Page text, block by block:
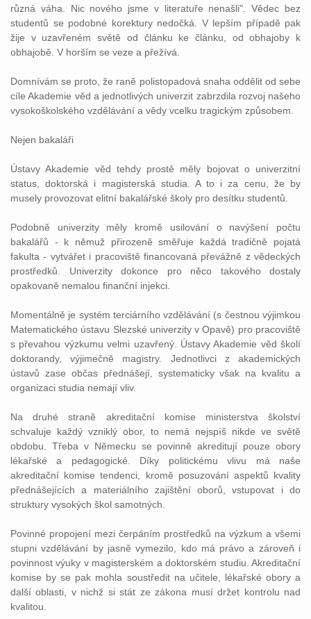
různá váha. Nic nového jsme v literatuře nenašli". Vědec bez
studentů se podobné korektury nedočká. V lepším případě pak
žije v uzavřeném světě od článku ke článku, odobhajoby k
obhajobě . V horším se veze a přežívá.
Domnívám se proto, že raně polistopadová snaha oddělit od sebe
cíle Akademie věd a jednotlivých univerzit zabrzdila rozvoj našeho
vysokoškolského vzdělávání a vědy vcelku tragickým způsobem.
Nejen bakaláři
Ústavy Akademie věd tehdy prostě měly bojovat o univerzitní
status, doktorská i magisterská studia. A to i za cenu, že by
musely provozovat elitní bakalářské školy pro desítku studentů.
Podobně univerzity měly kromě usilování o navýšení počtu
bakalářů - k němuž přirozeně směřuje každá tradičně pojatá
fakulta - vytvářet i pracoviště financovaná převážně z vědeckých
prostředků. Univerzity dokonce pro něco takového dostaly
opakovaně nemalou finanční injekci.
Momentálně je systém terciárního vzdělávání (s čestnou výjimkou
Matematického ústavu Slezské univerzity v Opavě) pro pracoviště
s převahou výzkumu velmi uzavřený. ÚstavyAkademie věd školí
doktorandy, výjimečně magistry. Jednotlivci z akademických
ústavů zase občas přednášejí, systematicky však na kvalitu a
organizaci studia nemají vliv.
Na druhé straně akreditační komise ministerstva školství
schvaluje každý vzniklý obor, to nemá nejspíš nikde ve světě
obdobu. Třeba v Německu se povinně akreditují pouze obory
lékařské a pedagogické. Díky politickému vlivu má naše
akreditační komise tendenci, kromě posuzování aspektů kvality
přednášejících a materiálního zajištění oborů, vstupovat i do
struktury vysokých škol samotných.
Povinné propojení mezi čerpáním prostředků na výzkum a všemi
stupni vzdělávání by jasně vymezilo, kdo má právo a zároveň i
povinnost výuky v magisterském a doktorském studiu. Akreditační
komise by se pak mohla soustředit na učitele, lékařské obory a
další oblasti, v nichž si stát zezákona musí držet kontrolu nad
kvalitou.